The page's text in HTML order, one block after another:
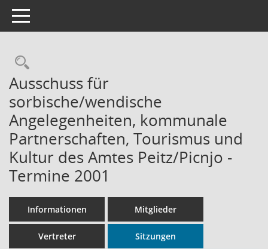
Toggle navigation
Rechercheauswahl
Ausschuss für
sorbische/wendische
Angelegenheiten, kommunale
Partnerschaften, Tourismus und
Kultur des Amtes Peitz/Picnjo -
Termine 2001
Informationen Mitglieder
Vertreter Sitzungen